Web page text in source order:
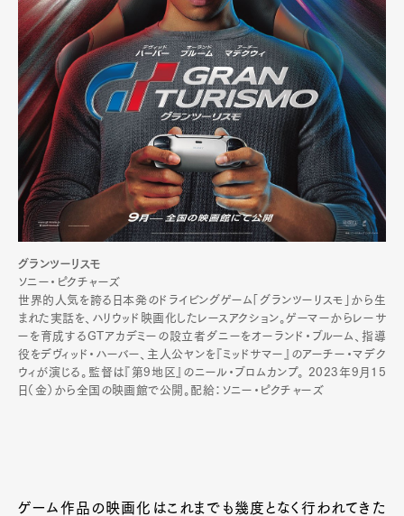
グランツーリスモ
ソニー・ピクチャーズ
世界的人気を誇る日本発のドライビングゲーム「グランツーリスモ」から生
まれた実話を、ハリウッド映画化したレースアクション。ゲーマーからレーサ
ーを育成するGTアカデミーの設立者ダニーをオーランド・ブルーム、指導
役をデヴィッド・ハーバー、主人公ヤンを『ミッドサマー』のアーチー・マデク
ウィが演じる。監督は『第9地区』のニール・ブロムカンプ。 2023年9月15
日（金）から全国の映画館で公開。配給：ソニー・ピクチャーズ
ゲーム作品の映画化はこれまでも幾度となく行われてきた